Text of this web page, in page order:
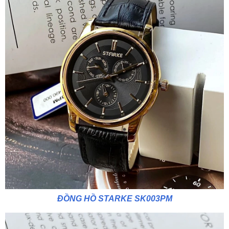
ĐỒNG HỒ STARKE SK003PM